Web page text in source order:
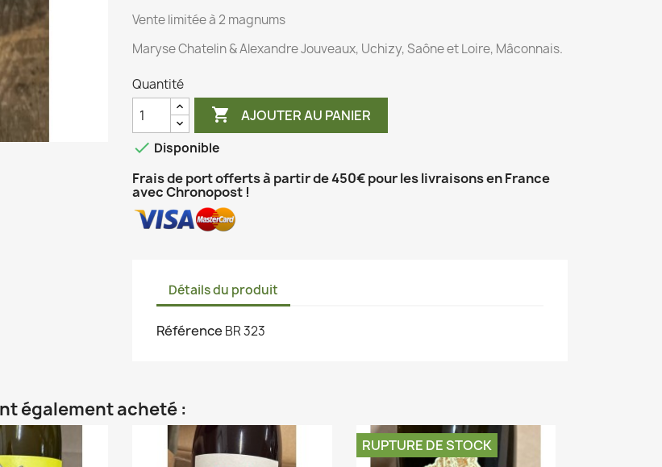
Vente limitée à 2 magnums
Maryse Chatelin &Alexandre Jouveaux, Uchizy, Saône et Loire, Mâconnais.
Quantité
 AJOUTER AU PANIER
 Disponible
Frais de port offerts à partir de 450€ pour les livraisons en France
avec Chronopost !
Détails du produit
Référence BR 323
également acheté :
RUPTURE DE STOCK